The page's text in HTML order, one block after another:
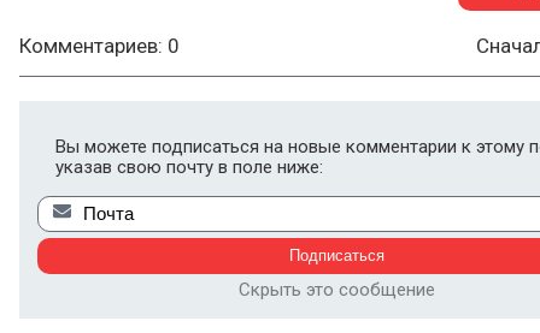
Комментариев: 0
Вы можете подписаться на новые комментарии к этому
указав свою почту в поле ниже:
Скрыть это сообщение